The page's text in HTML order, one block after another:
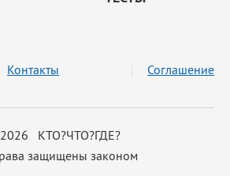
КТО?ЧТО?ГДЕ?
защищены законом
Контакты Соглашение